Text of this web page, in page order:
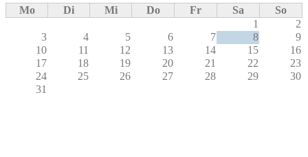
Mo Di Mi Do Fr Sa
So
1
2
3
4 5 6 7 8
9
10
11 12 13 14 15
16
17
18 19 20 21 22
23
24
25 26 27 28 29
30
31